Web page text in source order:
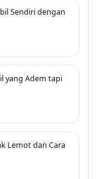
Sendiri dengan
yang Adem tapi
Lemot dan Cara